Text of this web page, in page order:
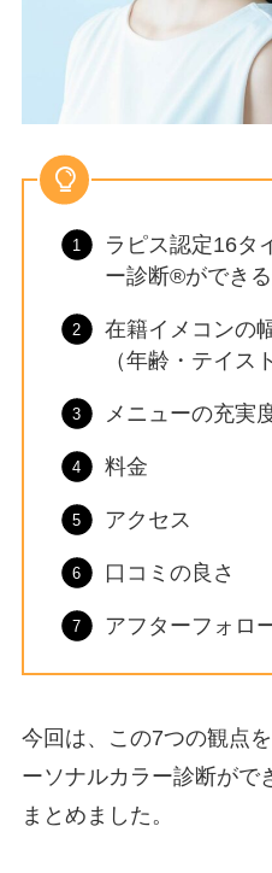
ラピス認定16タ
ー診断®ができ
在籍イメコンの
（年齢・テイス
メニューの充実
料金
アクセス
口コミの良さ
アフターフォロ
今回は、この7つの観点
ーソナルカラー診断がで
まとめました。